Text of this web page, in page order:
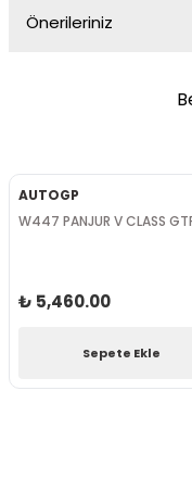
Önerileriniz
AUTOGP
W447 PANJUR V CLASS
₺ 5,460.00
Sepete Ekle